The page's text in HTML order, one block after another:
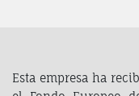
Esta empresa ha